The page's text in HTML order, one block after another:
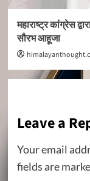
महाराष्ट्र कांग्रेस
सौरभ आहूजा
Leave a
Your email
fields are